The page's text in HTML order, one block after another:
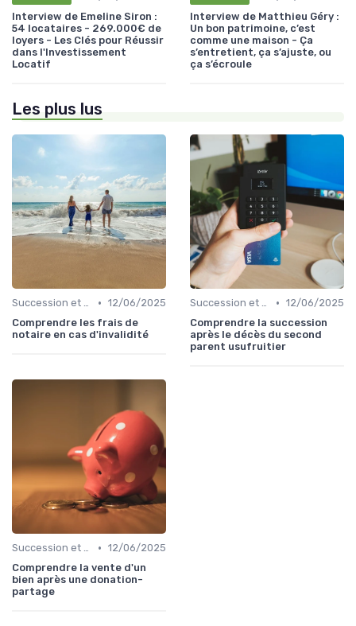
Interview de Emeline Siron :
54 locataires - 269.000€ de
loyers - Les Clés pour Réussir
dans l'Investissement
Locatif
Interview de Matthieu Géry :
Un bon patrimoine, c’est
comme une maison - Ça
s’entretient, ça s’ajuste, ou
ça s’écroule
Les plus lus
Succession et Transmission de Patrimoine • 12/06/2025
Comprendre les frais de
notaire en cas d'invalidité
Succession et Transmission de Patrimoine • 12/06/2025
Comprendre la succession
après le décès du second
parent usufruitier
Succession et Transmission de Patrimoine • 12/06/2025
Comprendre la vente d'un
bien après une donation-
partage